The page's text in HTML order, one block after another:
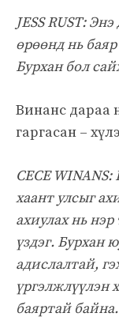
JESS RUST:
өрөөнд нь
Бурхан бол
Винанс дараа
гаргасан –
CECE
хаант улсыг
ахиулах нь
үздэг. Бурхан
адислалтай,
үргэлжлүүлэн
баяртай байна.